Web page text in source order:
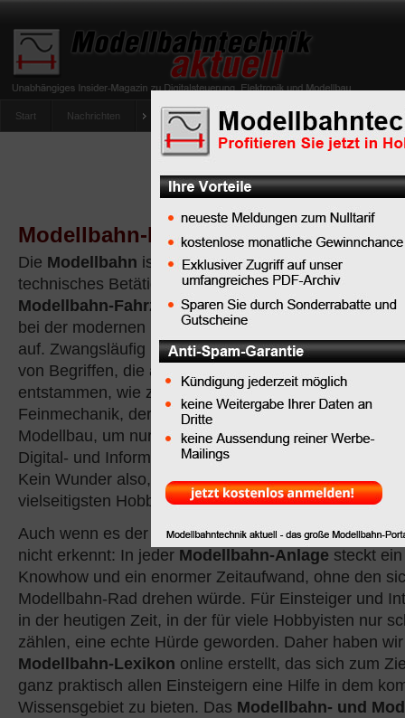
Start Nachrichten Tipps Newsletter Archiv Magazin
umfrage-viessmann-multiprotokoll-lichtdecoder
Modellbahn-Lexikon online 2026
Die Modellbahn ist schon rein historisch betrachtet
technisches Betätigungsfeld. Das beginnt bei den
Modellbahn-Fahrzeuge, geht über dieModellbahn-
bei der modernen
Modellbahnbei Digitaldecodern
auf. Zwangsläufig begegnet daher jeder
von Begriffen, die aus ganz unterschiedlichen
entstammen, wie zum Beispiel der Elektrik, der
Feinmechanik, der Werkstoffkunde und dem
Modellbau, um nur einige wenige aufzuzählen. Nicht
Digital- und Informationstechnik, die immer größeren
Kein Wunder also, dass dieModellbahnvielfach
vielseitigsten Hobbys überhaupt angesehen wird.
Auch wenn es der unvoreingenommene und
nicht erkennt: In jeder Modellbahn-Anlage steckt
Knowhow und ein enormer Zeitaufwand, ohne den
Modellbahn-Rad drehen würde. Für Einsteiger und
in der heutigen Zeit, in der für viele Hobbyisten nur
zählen, eine echte Hürde geworden. Daher haben
Modellbahn-Lexikon online erstellt, das sich zum
ganz praktisch allen Einsteigern eine Hilfe in dem
Wissensgebiet zu bieten. Das Modellbahn- und